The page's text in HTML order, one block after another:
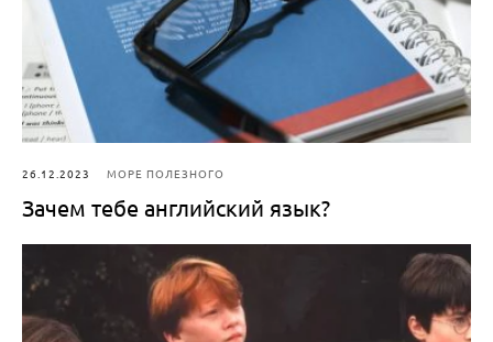
26.12.2023 МОРЕ ПОЛЕЗНОГО
Зачем тебе английский язык?